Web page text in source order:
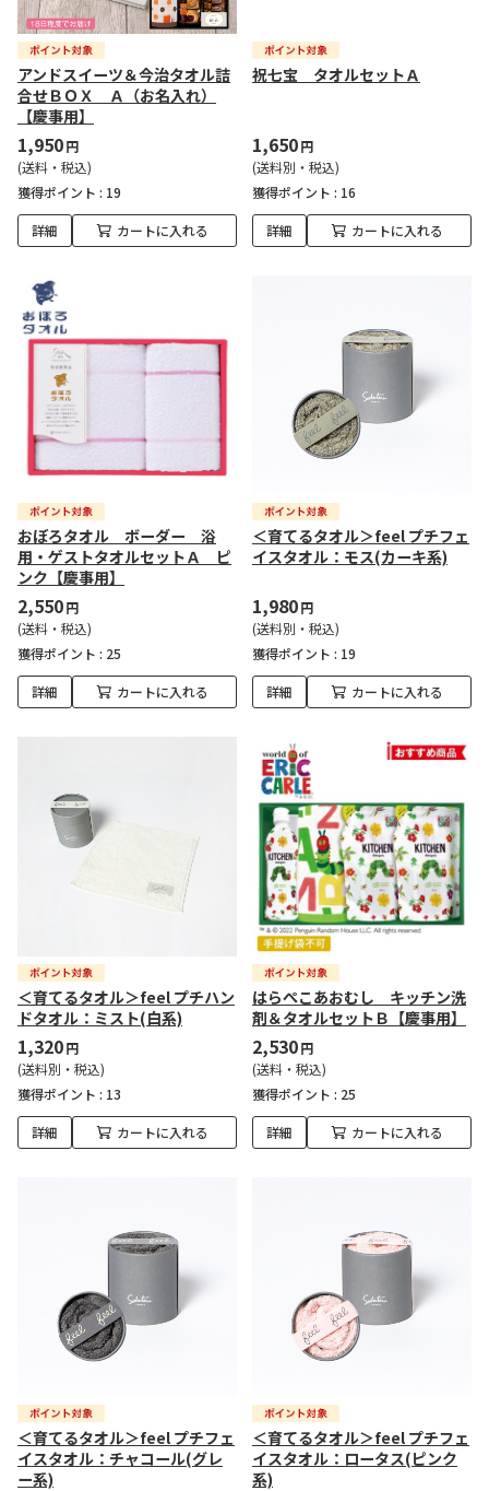
アンドスイーツ＆今治タオル詰
合せＢＯＸ Ａ（お名入れ）
【慶事用】
1,950円
(送料・税込)
獲得ポイント : 19
詳細 カートに入れる
祝七宝 タオルセットＡ
1,650円
(送料別・税込)
獲得ポイント : 16
詳細 カートに入れる
おぼろタオル ボーダー 浴
用・ゲストタオルセットＡ ピ
ンク【慶事用】
2,550円
(送料・税込)
獲得ポイント : 25
詳細 カートに入れる
＜育てるタオル＞feel プチフェ
イスタオル：モス(カーキ系)
1,980円
(送料別・税込)
獲得ポイント : 19
詳細 カートに入れる
＜育てるタオル＞feel プチハン
ドタオル：ミスト(白系)
1,320円
(送料別・税込)
獲得ポイント : 13
詳細 カートに入れる
はらぺこあおむし キッチン洗
剤＆タオルセットＢ【慶事用】
2,530円
(送料・税込)
獲得ポイント : 25
詳細 カートに入れる
＜育てるタオル＞feel プチフェ
イスタオル：チャコール(グレ
ー系)
＜育てるタオル＞feel プチフェ
イスタオル：ロータス(ピンク
系)